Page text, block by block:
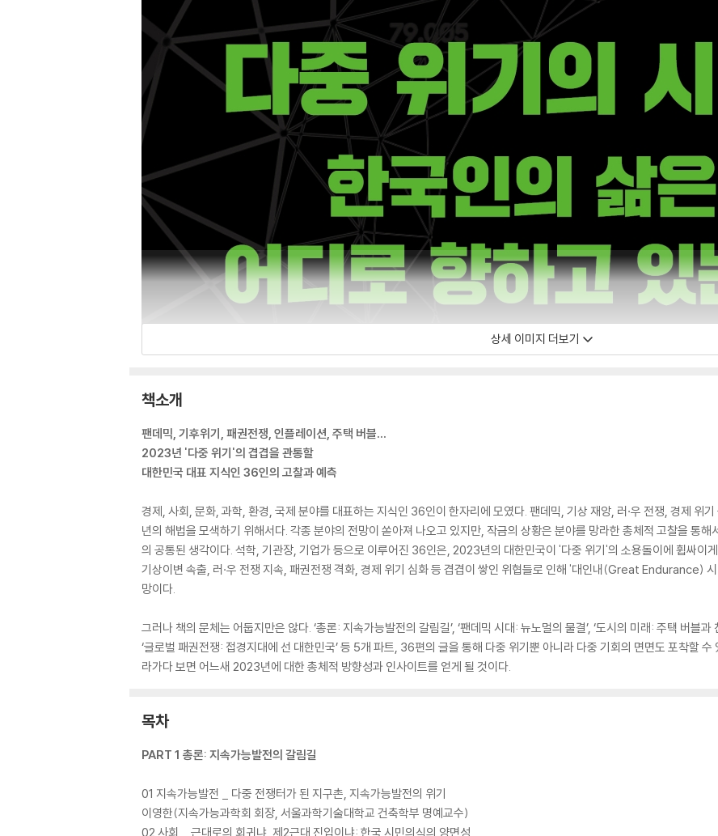
상세 이미지 더보기
책소개
팬데믹, 기후위기, 패권전쟁, 인플레이션, 주택 버블…
2023년 '다중 위기'의 겹겹을 관통할
대한민국 대표 지식인 36인의 고찰과 예측
경제, 사회, 문화, 과학, 환경, 국제 분야를 대표하는 지식인 36인이 한자리에 모였다. 팬데믹, 기상 재앙, 러·우 전쟁, 경제 위
년의 해법을 모색하기 위해서다. 각종 분야의 전망이 쏟아져 나오고 있지만, 작금의 상황은 분야를 망라한 총체적 고찰을 통
의 공통된 생각이다. 석학, 기관장, 기업가 등으로 이루어진 36인은, 2023년의 대한민국이 '다중 위기'의 소용돌이에 휩싸이
기상이변 속출, 러·우 전쟁 지속, 패권전쟁 격화, 경제 위기 심화 등 겹겹이 쌓인 위협들로 인해 '대인내(Great Endurance)
망이다.
그러나 책의 문체는 어둡지만은 않다. ‘총론: 지속가능발전의 갈림길’, ‘팬데믹 시대: 뉴노멀의 물결’, ‘도시의 미래: 주택 버블과
‘글로벌 패권전쟁: 접경지대에 선 대한민국’ 등 5개 파트, 36편의 글을 통해 다중 위기뿐 아니라 다중 기회의 면면도 포착할
라가다 보면 어느새 2023년에 대한 총체적 방향성과 인사이트를 얻게 될 것이다.
목차
PART 1 총론: 지속가능발전의 갈림길
01 지속가능발전 _ 다중 전쟁터가 된 지구촌, 지속가능발전의 위기
이영한(지속가능과학회 회장, 서울과학기술대학교 건축학부 명예교수)
02 사회 _ 근대로의 회귀냐, 제2근대 진입이냐: 한국 시민의식의 양면성